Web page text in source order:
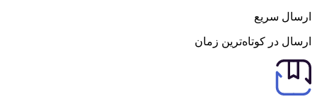
ارسال سریع
ارسال در کوتاه‌ترین زمان